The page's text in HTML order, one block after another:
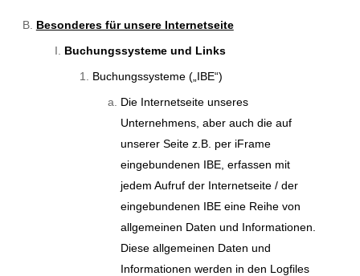
Besonderes für unsere Internetseite
Buchungssysteme und Links
Buchungssysteme („IBE“)
Die Internetseite unseres
Unternehmens, aber auch die auf
unserer Seite z.B. per iFrame
eingebundenen IBE, erfassen mit
jedem Aufruf der Internetseite / der
eingebundenen IBE eine Reihe von
allgemeinen Daten und Informationen.
Diese allgemeinen Daten und
Informationen werden in den Logfiles